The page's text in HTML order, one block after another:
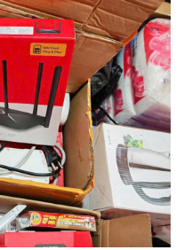
Vũ khí
Việt Nam
Phân tích